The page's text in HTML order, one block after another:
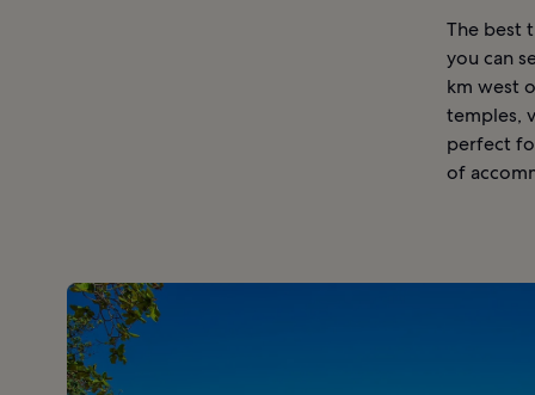
The best
you can
km west
temples,
perfect
of